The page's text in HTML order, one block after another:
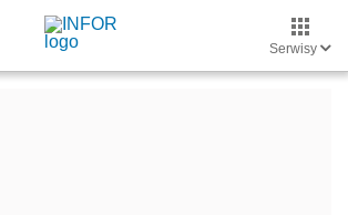
Serwisy